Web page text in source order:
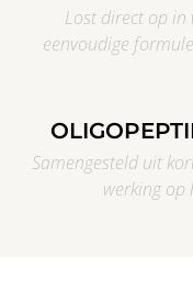
Lost direct op in
eenvoudige
Samengesteld uit
werking op